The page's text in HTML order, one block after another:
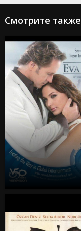
Смотрите также